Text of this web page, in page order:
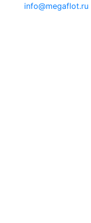
info@megaflot.ru